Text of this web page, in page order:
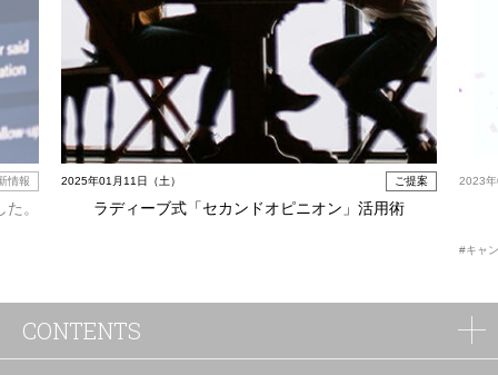
情報
。
2025年01月11日（土） ご提案
ラディーブ式「セカンドオピニオン」活用術
2023
#キャ
CONTENTS